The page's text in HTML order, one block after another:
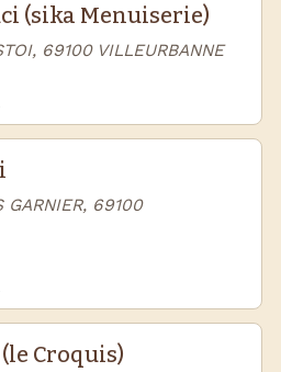
(sika Menuiserie)
69100 VILLEURBANNE
GARNIER, 69100
Croquis)